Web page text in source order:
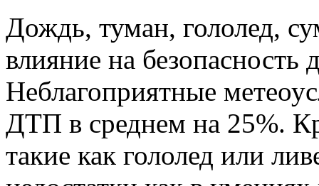
Дождь, туман, гололед,
влияние на
Неблагоприятные
ДТП в среднем на 25%.
такие как гололед или